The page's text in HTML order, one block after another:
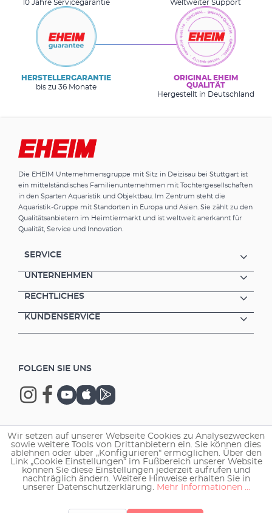
10 Jahre Servicegarantie
Weltweiter Support
HERSTELLERGARANTIE
bis zu 36 Monate
ORIGINAL EHEIM
QUALITÄT
Hergestellt in Deutschland
Die EHEIM Unternehmensgruppe mit Sitz in Deizisau bei Stuttgart ist
ein mittelständisches Familienunternehmen mit Tochtergesellschaften
in den Sparten Aquaristik und Objektbau. Im Zentrum steht die
Aquaristik-Gruppe mit Standorten in Europa und Asien. Sie zählt zu den
Qualitätsanbietern im Heimtiermarkt und ist weltweit anerkannt für
Qualität, Service und Innovation.
SERVICE
UNTERNEHMEN
RECHTLICHES
KUNDENSERVICE
FOLGEN SIE UNS
Copyright © 2026 EHEIM GmbH & Co. KG.
Wir setzen auf unserer Webseite Cookies zu Analysezwecken
sowie weitere Tools von Drittanbietern ein. Sie können dies
ablehnen oder über „Konfigurieren“ ermöglichen. Über den
Link „Cookie Einstellungen“ im Fußbereich unserer Website
können Sie diese Einstellungen jederzeit aufrufen und
nachträglich ändern. Weitere Hinweise erhalten Sie in
unserer Datenschutzerklärung. Mehr Informationen ...